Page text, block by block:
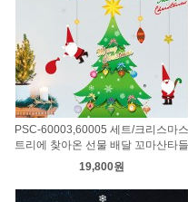
PSC-60003,60005 세트/크리스마스
트리에 찾아온 선물 배달 꼬마산타들
19,800원